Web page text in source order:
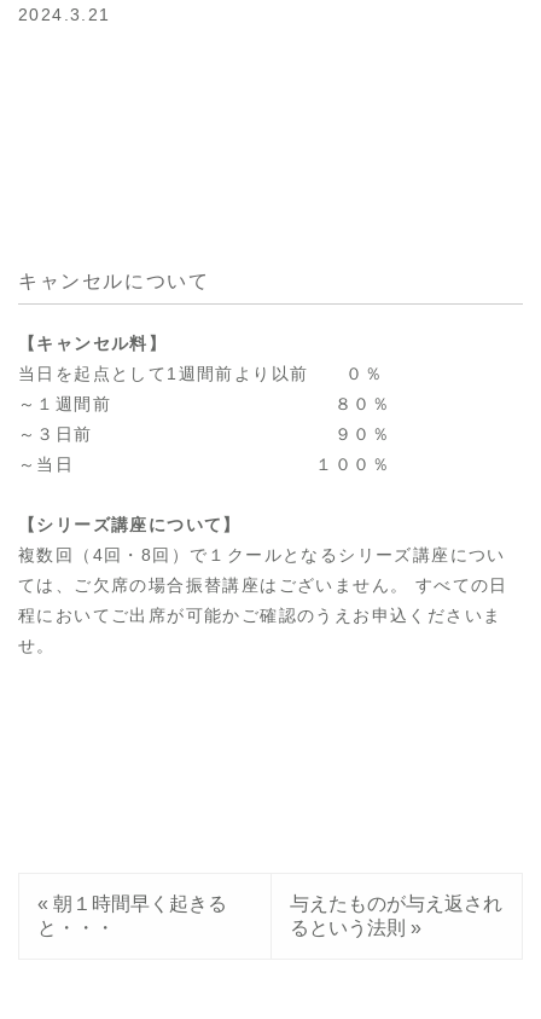
2024.3.21
キャンセルについて
【キャンセル料】
当日を起点として1週間前より以前 ０％
～１週間前 ８０％
～３日前 ９０％
～当日 １００％
【シリーズ講座について】
複数回（4回・8回）で１クールとなるシリーズ講座につい
ては、ご欠席の場合振替講座はございません。 すべての日
程においてご出席が可能かご確認のうえお申込くださいま
せ。
« 朝１時間早く起きる
と・・・
与えたものが与え返され
るという法則 »